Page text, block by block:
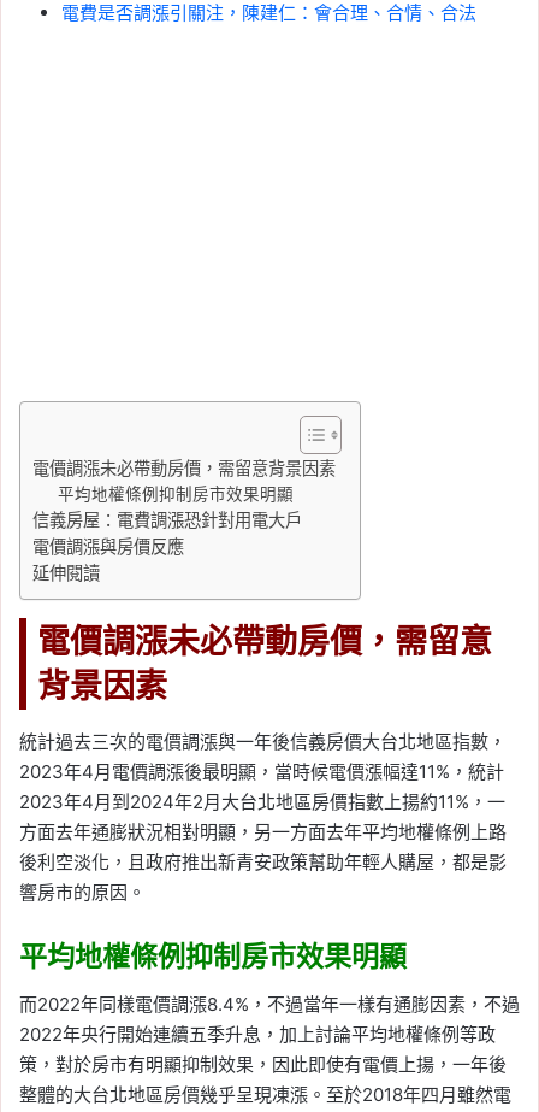
電費是否調漲引關注，陳建仁：會合理、合情、合法
電價調漲未必帶動房價，需留意背景因素
平均地權條例抑制房市效果明顯
信義房屋：電費調漲恐針對用電大戶
電價調漲與房價反應
延伸閱讀
電價調漲未必帶動房價，需留意
背景因素
統計過去三次的電價調漲與一年後信義房價大台北地區指數，
2023年4月電價調漲後最明顯，當時候電價漲幅達11%，統計
2023年4月到2024年2月大台北地區房價指數上揚約11%，一
方面去年通膨狀況相對明顯，另一方面去年平均地權條例上路
後利空淡化，且政府推出新青安政策幫助年輕人購屋，都是影
響房市的原因。
平均地權條例抑制房市效果明顯
而2022年同樣電價調漲8.4%，不過當年一樣有通膨因素，不過
2022年央行開始連續五季升息，加上討論平均地權條例等政
策，對於房市有明顯抑制效果，因此即使有電價上揚，一年後
整體的大台北地區房價幾乎呈現凍漲。至於2018年四月雖然電